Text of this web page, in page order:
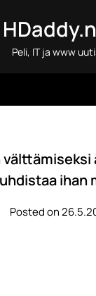
Peli, IT ja www
välttämiseksi
ihan
Posted on